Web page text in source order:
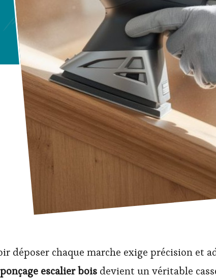
déposer chaque marche exige précision et
ponçage escalier bois devient un véritable